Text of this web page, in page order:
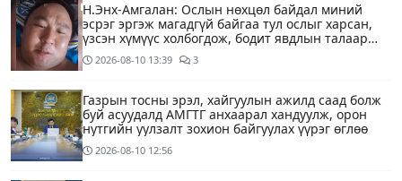
Н.Энх-Амгалан: Ослын нөхцөл байдал миний
эсрэг эргэж магадгүй байгаа тул ослыг харсан,
үзсэн хүмүүс холбогдож, бодит явдлын талаар
ярьж өгч тусална уу
2026-08-10 13:39 3
Газрын тосны эрэл, хайгуулын ажилд саад болж
буй асуудалд АМГТГ анхаарал хандуулж, орон
нутгийн уулзалт зохион байгуулах үүрэг өглөө
2026-08-10 12:56